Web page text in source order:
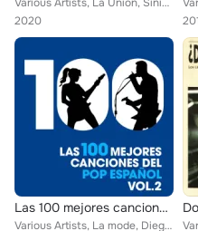
2020
Las 100 mejores canciones del Pop Español, Vol. 2
Various Artists, La mode, Diego Martin, La Unión, Miguel Bose, Melendi, Cómplices, Semen Up, Christina Rosenvinge, Jarabe De Pal...